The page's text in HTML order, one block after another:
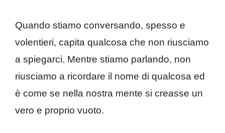
Quando stiamo conversando, spesso e
volentieri, capita qualcosa che non riusciamo
a spiegarci. Mentre stiamo parlando, non
riusciamo a ricordare il nome di qualcosa ed
è come se nella nostra mente si creasse un
vero e proprio vuoto.